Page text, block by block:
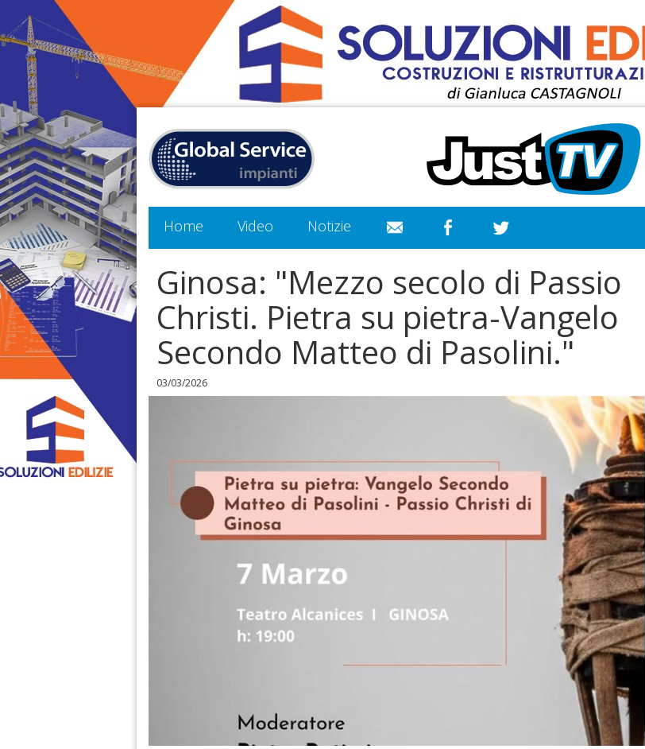
Home Video Notizie
Ginosa: "Mezzo secolo di Passio
Christi. Pietra su pietra-Vangelo
Secondo Matteo di Pasolini."
03/03/2026